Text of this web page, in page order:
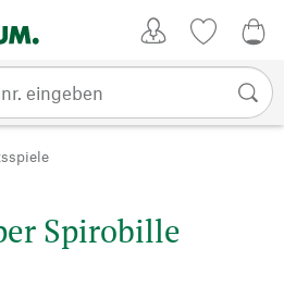
Spirobille